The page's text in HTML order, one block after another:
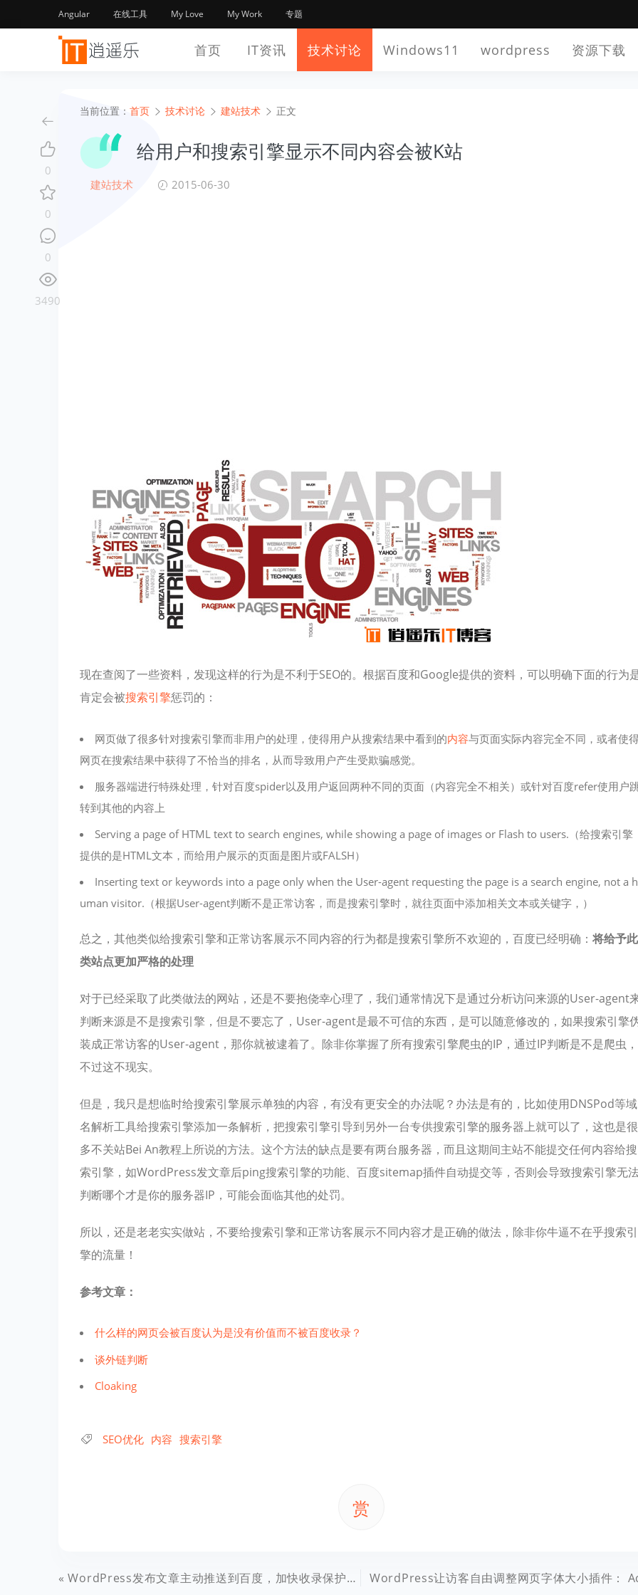
Angular 在线工具 My Love My Work 专题
首页 IT资讯 技术讨论 Windows11 wordpress 资源下载
当前位置： 首页 技术讨论 建站技术 正文
给用户和搜索引擎显示不同内容会被K站
建站技术 2015-06-30
现在查阅了一些资料，发现这样的行为是不利于SEO的。根据百度和Google提供的资料，可以明确下面的行为
肯定会被搜索引擎惩罚的：
网页做了很多针对搜索引擎而非用户的处理，使得用户从搜索结果中看到的内容与页面实际内容完全不同，或者使
网页在搜索结果中获得了不恰当的排名，从而导致用户产生受欺骗感觉。
服务器端进行特殊处理，针对百度spider以及用户返回两种不同的页面（内容完全不相关）或针对百度refer使用户
转到其他的内容上
Serving a page of HTML text to search engines, while showing a page of images or Flash to users.（给搜索引擎
提供的是HTML文本，而给用户展示的页面是图片或FALSH）
Inserting text or keywords into a page only when the User-agent requesting the page is a search engine, not a h
uman visitor.（根据User-agent判断不是正常访客，而是搜索引擎时，就往页面中添加相关文本或关键字，）
总之，其他类似给搜索引擎和正常访客展示不同内容的行为都是搜索引擎所不欢迎的，百度已经明确： 将给予此
类站点更加严格的处理
对于已经采取了此类做法的网站，还是不要抱侥幸心理了，我们通常情况下是通过分析访问来源的User-agent
判断来源是不是搜索引擎，但是不要忘了，User-agent是最不可信的东西，是可以随意修改的，如果搜索引擎
装成正常访客的User-agent，那你就被逮着了。除非你掌握了所有搜索引擎爬虫的IP，通过IP判断是不是爬虫，
不过这不现实。
但是，我只是想临时给搜索引擎展示单独的内容，有没有更安全的办法呢？办法是有的，比如使用DNSPod等域
名解析工具给搜索引擎添加一条解析，把搜索引擎引导到另外一台专供搜索引擎的服务器上就可以了，这也是很
多不关站Bei An教程上所说的方法。这个方法的缺点是要有两台服务器，而且这期间主站不能提交任何内容给搜
索引擎，如WordPress发文章后ping搜索引擎的功能、百度sitemap插件自动提交等，否则会导致搜索引擎无
判断哪个才是你的服务器IP，可能会面临其他的处罚。
所以，还是老老实实做站，不要给搜索引擎和正常访客展示不同内容才是正确的做法，除非你牛逼不在乎搜索引
擎的流量！
参考文章：
什么样的网页会被百度认为是没有价值而不被百度收录？
谈外链判断
Cloaking
SEO优化 内容 搜索引擎
赏
WordPress发布文章主动推送到百度，加快收录保护原创
0
0
0
3490